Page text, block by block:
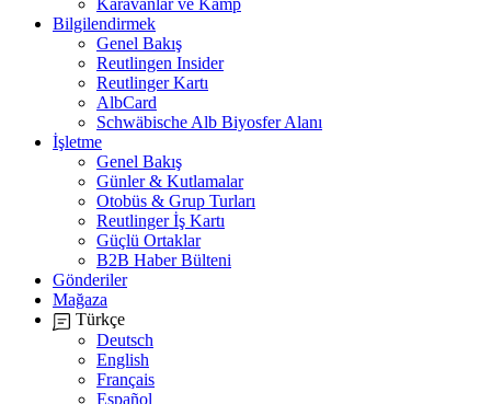
Karavanlar ve Kamp
Bilgilendirmek
Genel Bakış
Reutlingen Insider
Reutlinger Kartı
AlbCard
Schwäbische Alb Biyosfer Alanı
İşletme
Genel Bakış
Günler & Kutlamalar
Otobüs & Grup Turları
Reutlinger İş Kartı
Güçlü Ortaklar
B2B Haber Bülteni
Gönderiler
Mağaza
Türkçe
Deutsch
English
Français
Español